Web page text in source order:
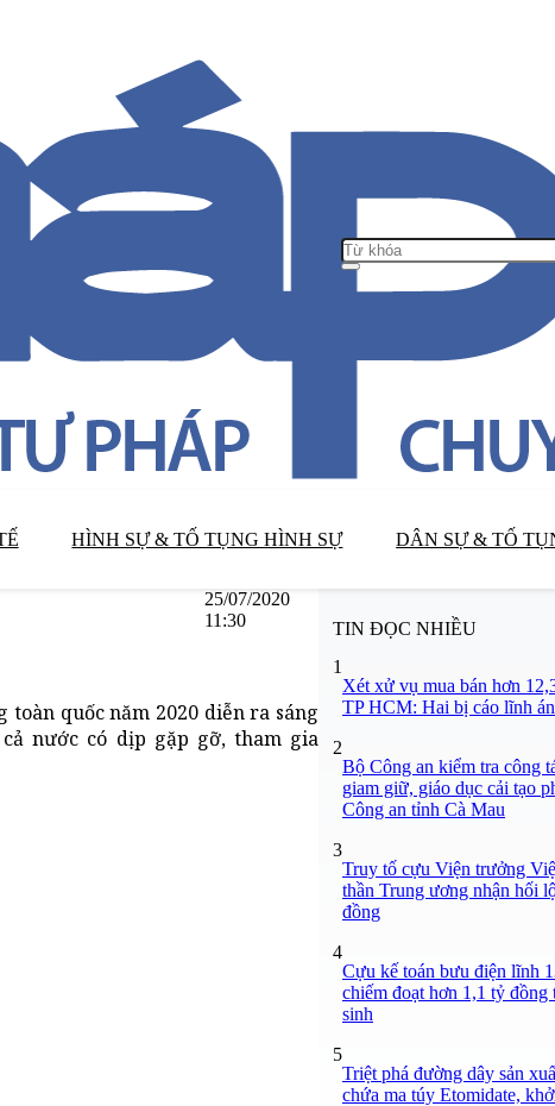
HÌNH SỰ & TỐ TỤNG HÌNH SỰ DÂN SỰ & TỐ
25/07/2020
11:30
quốc năm 2020 diễn ra sáng
nước có dịp gặp gỡ, tham gia
TIN ĐỌC NHIỀU
1
Xét xử vụ mua bán hơn
TP HCM: Hai bị cáo lĩnh
2
Bộ Công an kiểm tra công
giam giữ, giáo dục cải tạo
Công an tỉnh Cà Mau
3
Truy tố cựu Viện trưởng
thần Trung ương nhận hối
đồng
4
Cựu kế toán bưu điện lĩnh
chiếm đoạt hơn 1,1 tỷ đồng
sinh
5
Triệt phá đường dây sản
chứa ma túy Etomidate,